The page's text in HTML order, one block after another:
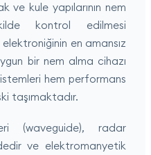
ve kule yapılarının nem
kontrol edilmesi
en amansız
bir nem alma cihazı
hem performans
taşımaktadır.
(waveguide), radar
ve elektromanyetik